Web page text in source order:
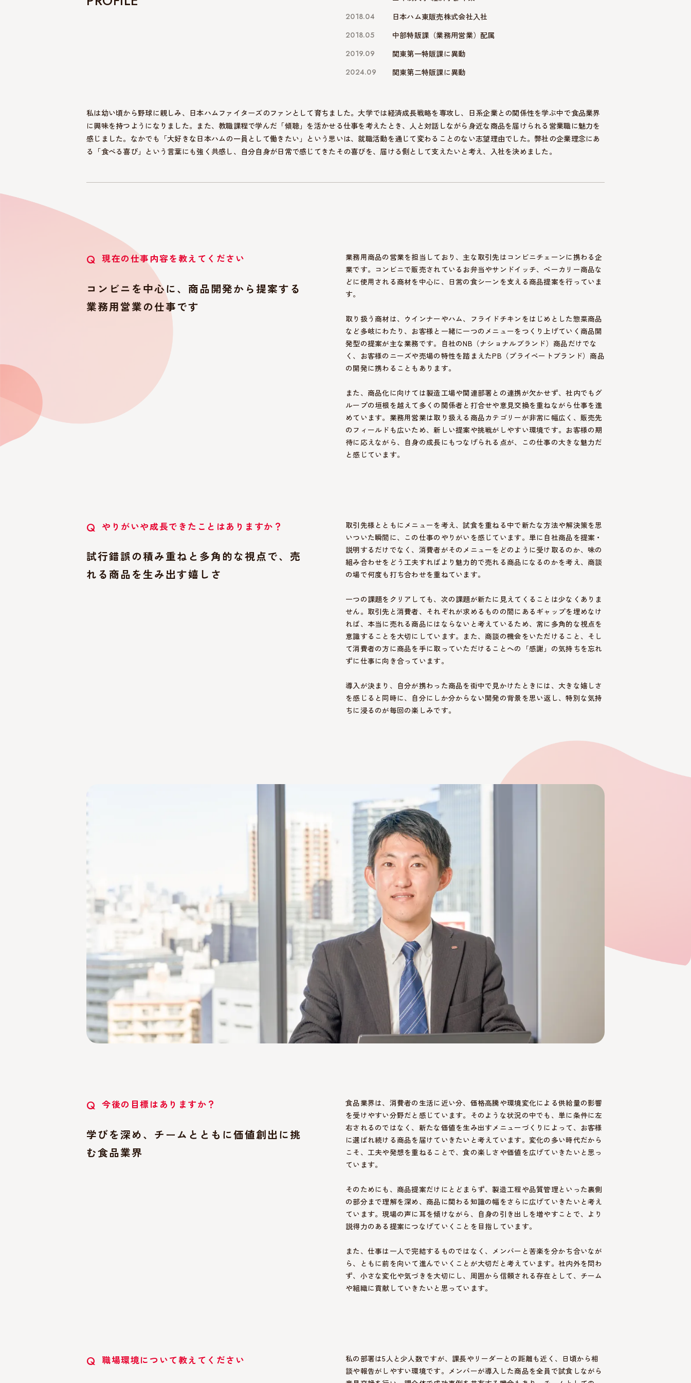
2018.04
日本ハム東販売株式会社入社
2018.05
中部特販課（業務用営業）配属
2019.09
関東第一特販課に異動
2024.09
関東第二特販課に異動
私は幼い頃から野球に親しみ、日本ハムファイターズのファンとして育ちました。大学では経済成長戦略を専攻し、日系企業との関係性を学ぶ中で食品業界
に興味を持つようになりました。また、教職課程で学んだ「傾聴」を活かせる仕事を考えたとき、人と対話しながら身近な商品を届けられる営業職に魅力を
感じました。なかでも「大好きな日本ハムの一員として働きたい」という思いは、就職活動を通じて変わることのない志望理由でした。弊社の企業理念にあ
る「食べる喜び」という言葉にも強く共感し、自分自身が日常で感じてきたその喜びを、届ける側として支えたいと考え、入社を決めました。
Q 現在の仕事内容を教えてください
コンビニを中心に、商品開発から提案する
業務用営業の仕事です
業務用商品の営業を担当しており、主な取引先はコンビニチェーンに携わる企
業です。コンビニで販売されているお弁当やサンドイッチ、ベーカリー商品な
どに使用される商材を中心に、日常の食シーンを支える商品提案を行っていま
す。
取り扱う商材は、ウインナーやハム、フライドチキンをはじめとした惣菜商品
など多岐にわたり、お客様と一緒に一つのメニューをつくり上げていく商品開
発型の提案が主な業務です。自社のNB（ナショナルブランド）商品だけでな
く、お客様のニーズや売場の特性を踏まえたPB（プライベートブランド）商品
の開発に携わることもあります。
また、商品化に向けては製造工場や関連部署との連携が欠かせず、社内でもグ
ループの垣根を越えて多くの関係者と打合せや意見交換を重ねながら仕事を進
めています。業務用営業は取り扱える商品カテゴリーが非常に幅広く、販売先
のフィールドも広いため、新しい提案や挑戦がしやすい環境です。お客様の期
待に応えながら、自身の成長にもつなげられる点が、この仕事の大きな魅力だ
と感じています。
Q やりがいや成長できたことはありますか？
試行錯誤の積み重ねと多角的な視点で、売
れる商品を生み出す嬉しさ
取引先様とともにメニューを考え、試食を重ねる中で新たな方法や解決策を思
いついた瞬間に、この仕事のやりがいを感じています。単に自社商品を提案・
説明するだけでなく、消費者がそのメニューをどのように受け取るのか、味の
組み合わせをどう工夫すればより魅力的で売れる商品になるのかを考え、商談
の場で何度も打ち合わせを重ねています。
一つの課題をクリアしても、次の課題が新たに見えてくることは少なくありま
せん。取引先と消費者、それぞれが求めるものの間にあるギャップを埋めなけ
れば、本当に売れる商品にはならないと考えているため、常に多角的な視点を
意識することを大切にしています。また、商談の機会をいただけること、そし
て消費者の方に商品を手に取っていただけることへの「感謝」の気持ちを忘れ
ずに仕事に向き合っています。
導入が決まり、自分が携わった商品を街中で見かけたときには、大きな嬉しさ
を感じると同時に、自分にしか分からない開発の背景を思い返し、特別な気持
ちに浸るのが毎回の楽しみです。
Q 今後の目標はありますか？
学びを深め、チームとともに価値創出に挑
む食品業界
食品業界は、消費者の生活に近い分、価格高騰や環境変化による供給量の影響
を受けやすい分野だと感じています。そのような状況の中でも、単に条件に左
右されるのではなく、新たな価値を生み出すメニューづくりによって、お客様
に選ばれ続ける商品を届けていきたいと考えています。変化の多い時代だから
こそ、工夫や発想を重ねることで、食の楽しさや価値を広げていきたいと思っ
ています。
そのためにも、商品提案だけにとどまらず、製造工程や品質管理といった裏側
の部分まで理解を深め、商品に関わる知識の幅をさらに広げていきたいと考え
ています。現場の声に耳を傾けながら、自身の引き出しを増やすことで、より
説得力のある提案につなげていくことを目指しています。
また、仕事は一人で完結するものではなく、メンバーと苦楽を分かち合いなが
ら、ともに前を向いて進んでいくことが大切だと考えています。社内外を問わ
ず、小さな変化や気づきを大切にし、周囲から信頼される存在として、チーム
や組織に貢献していきたいと思っています。
Q 職場環境について教えてください
私の部署は5人と少人数ですが、課長やリーダーとの距離も近く、日頃から相
談や報告がしやすい環境です。メンバーが導入した商品を全員で試食しながら